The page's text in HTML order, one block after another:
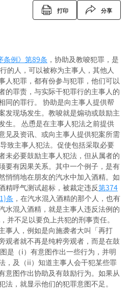
打印 分享
例》 第89条 ，协助及教唆犯罪，是
的人，可以被称为主事人，其他人
人犯罪，都有份参与犯罪，他们可以
的罪责，与实际干犯罪行的主事人的
同的罪行。 协助是向主事人提供帮
发现场发生。教唆就是煽动或鼓励主
生。 怂恿是在主事人犯法之前提供
见及资讯、或向主事人提供犯案所需
致主事人犯法。促使包括采取必要
未必要鼓励主事人犯法，但从属者的
要有因果关系。其中一个例子，是有
悄悄地在朋友的汽水中加入酒精。如
精呼气测试超标，被裁定违反第374
条 ，在汽水混入酒精的那个人，也有
水混入酒精，就是主事人违反法例的
并不足以要负上共犯的刑事责任。
事人，例如是向施袭者大叫「再打
观者就不再是纯粹旁观者，而是在鼓
是（i）有意图作出一些行为，并明
，及（ii）知道主事人会干犯某些罪
意图作出协助及有鼓励行为。如果从
法，就显示他们的犯罪意图不足。